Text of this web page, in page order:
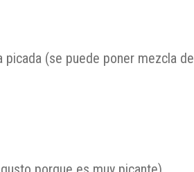
(se puede poner mezcla de